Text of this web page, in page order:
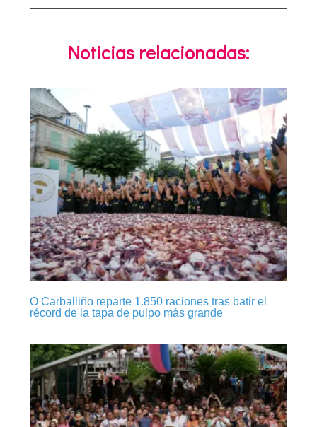
Noticias relacionadas:
O Carballiño reparte 1.850 raciones tras batir el
récord de la tapa de pulpo más grande